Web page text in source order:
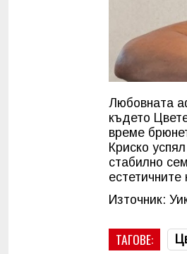
Любовната
където
време
Криско
стабилно
Източник:
ТАГОВЕ: